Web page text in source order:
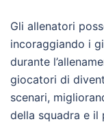
Gli allenatori
incoraggiando i
durante
giocatori di
scenari,
della squadra e il